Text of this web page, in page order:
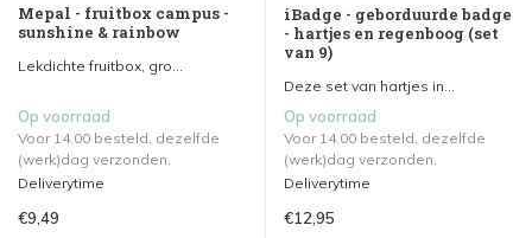
Mepal - fruitbox campus -
sunshine & rainbow
Lekdichte fruitbox, gro...
Op voorraad
Voor 14.00 besteld, dezelfde
(werk)dag verzonden.
Deliverytime
€9,49
iBadge - geborduurde badge
- hartjes en regenboog (set
van 9)
Deze set van hartjes in...
Op voorraad
Voor 14.00 besteld, dezelfde
(werk)dag verzonden.
Deliverytime
€12,95